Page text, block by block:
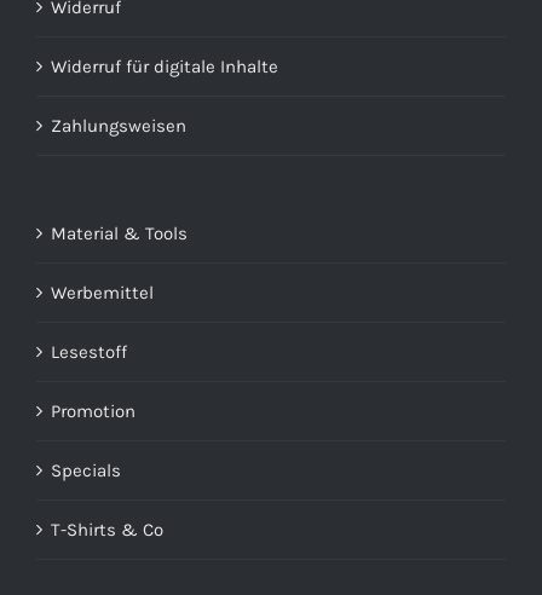
Widerruf
Widerruf für digitale Inhalte
Zahlungsweisen
Material & Tools
Werbemittel
Lesestoff
Promotion
Specials
T-Shirts & Co